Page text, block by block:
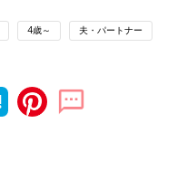
4歳～ 夫・パートナー